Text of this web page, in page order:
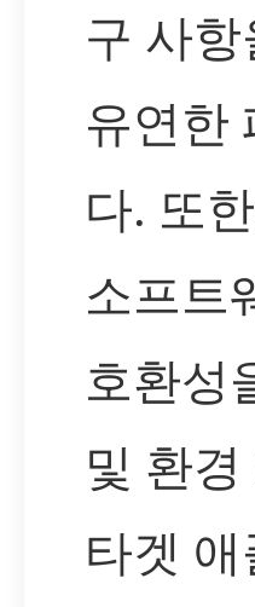
구 사
유연한
다. 또
소프트
호환성
및 환
타겟